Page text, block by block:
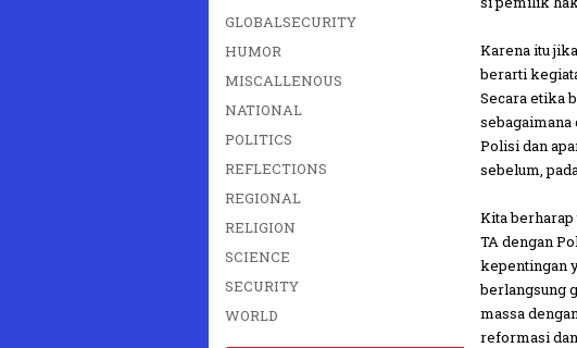
Karena itu
berarti
Secara etika
sebagaimana
Polisi dan
sebelum,
Kita
TA dengan
kepentingan
berlangsung
massa
reformasi
GLOBALSECURITY
HUMOR
MISCALLENOUS
NATIONAL
POLITICS
REFLECTIONS
REGIONAL
RELIGION
SCIENCE
SECURITY
WORLD